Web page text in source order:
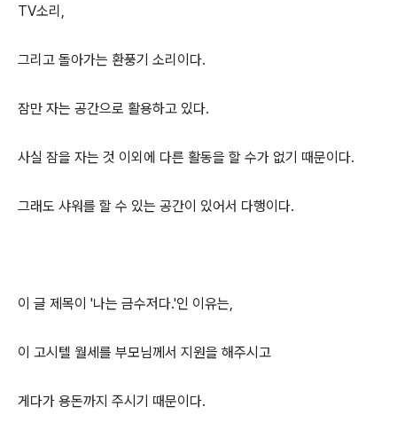
TV소리,
그리고 돌아가는 환풍기 소리이다.
잠만 자는 공간으로 활용하고 있다.
사실 잠을 자는 것 이외에 다른 활동을 할 수가 없기 때문이다.
그래도 샤워를 할 수 있는 공간이 있어서 다행이다.
이 글 제목이 '나는 금수저다.'인 이유는,
이 고시텔 월세를 부모님께서 지원을 해주시고
게다가 용돈까지 주시기 때문이다.